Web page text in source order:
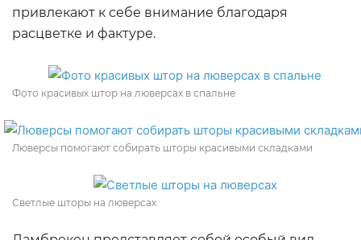
привлекают к себе внимание благодаря
расцветке и фактуре.
Фото красивых штор на люверсах в спальне
Люверсы помогают собирать шторы красивыми складками
Светлые шторы на люверсах